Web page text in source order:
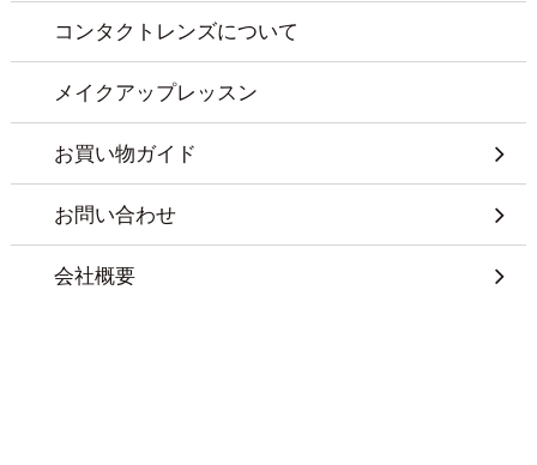
コンタクトレンズについて
メイクアップレッスン
お買い物ガイド
お問い合わせ
会社概要